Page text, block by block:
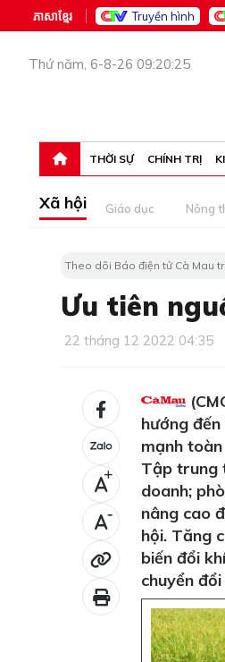
ភាសាខ្មែរ Truyền hình
Thứ năm, 6-8-26 09:20:25
THỜI SỰ CHÍNH TRỊ
Xã hội Giáo dục Nông
Theo dõi Báo điện tử Cà Mau
Ưu tiên
22 tháng 12 2022 04:35
+
-
hướng
mạnh
Tập trung
doanh;
nâng cao
hội. Tăng
biến đổi
chuyển